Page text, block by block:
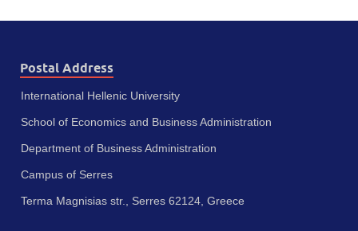
Postal Address
International Hellenic University
School of Economics and Business Administration
Department of Business Administration
Campus of Serres
Terma Magnisias str., Serres 62124, Greece